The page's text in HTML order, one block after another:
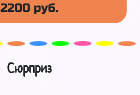
2200 руб.
Сюрприз